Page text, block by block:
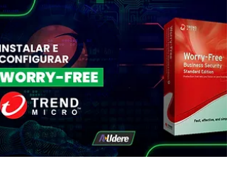
práticas para Sophos Central
Intercept X Endpoint
O Intercept X se destaca como um produto de
grande potencial. Ele incorpora múltiplas
de defesa, visando uma ampla gama de vetores